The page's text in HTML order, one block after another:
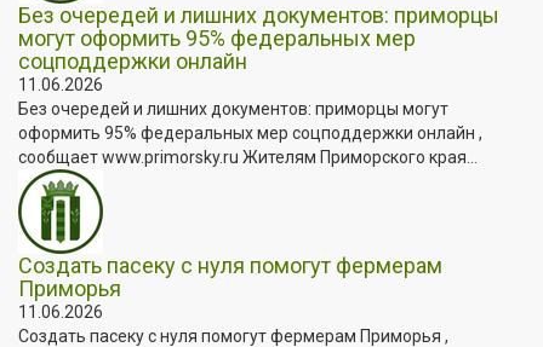
Без очередей и лишних документов: приморцы
могут оформить 95% федеральных мер
соцподдержки онлайн
11.06.2026
Без очередей и лишних документов: приморцы могут
оформить 95% федеральных мер соцподдержки онлайн ,
сообщает www.primorsky.ru Жителям Приморского края...
Создать пасеку с нуля помогут фермерам
Приморья
11.06.2026
Создать пасеку с нуля помогут фермерам Приморья ,